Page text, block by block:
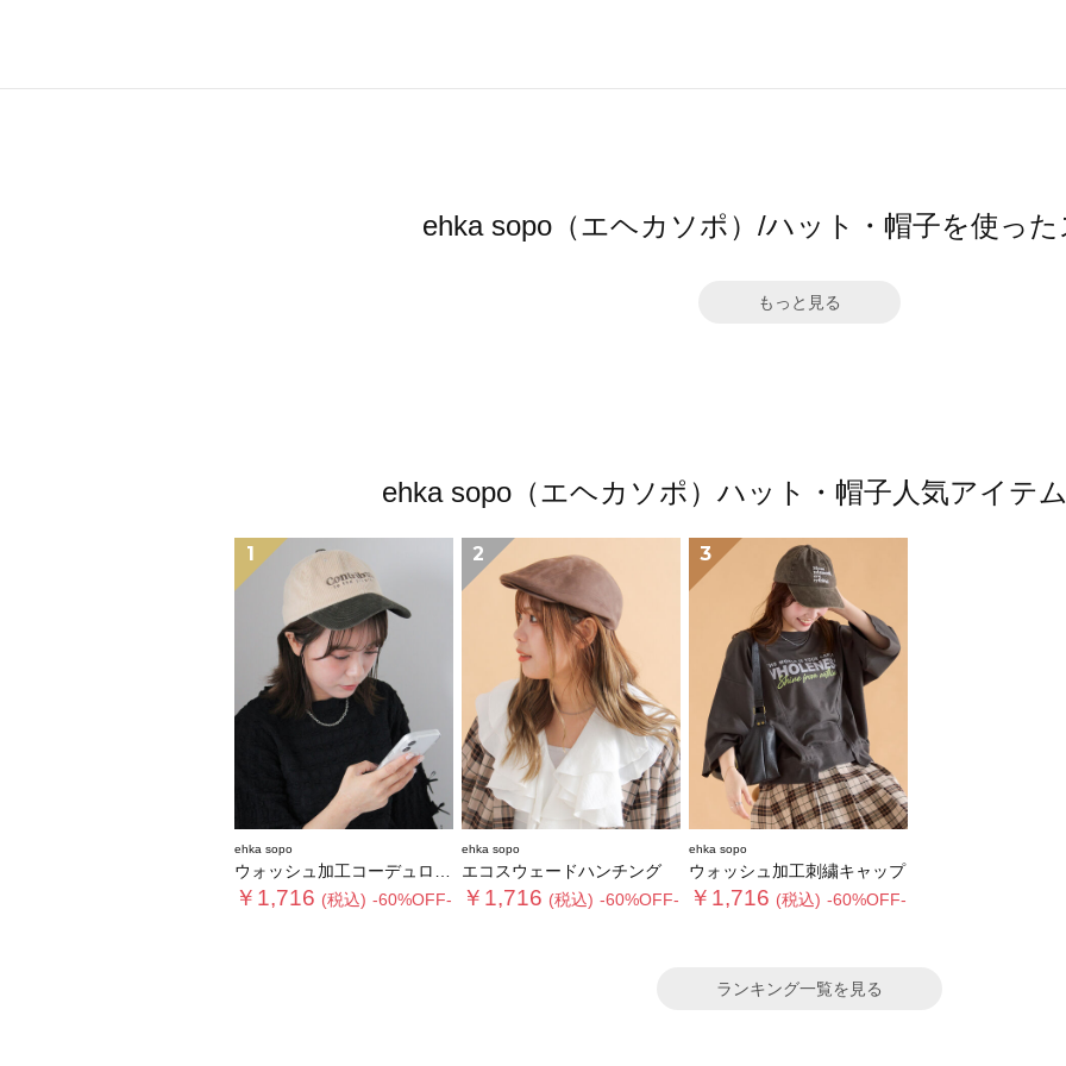
ehka sopo（エヘカソポ）/ハット・帽子を使っ
もっと見る
ehka sopo（エヘカソポ）ハット・帽子人気アイテ
1
ehka sopo
ウォッシュ加工コーデュロイキャップ
￥1,716 (税込) -60%OFF-
2
ehka sopo
エコスウェードハンチング
￥1,716 (税込) -60%OFF-
3
ehka sopo
ウォッシュ加工刺繍キャップ
￥1,716 (税込) -60%OFF-
ランキング一覧を見る